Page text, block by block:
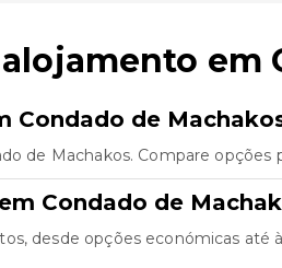
em
Condado de
de Machakos. Compare opções
Condado de
desde opções económicas até